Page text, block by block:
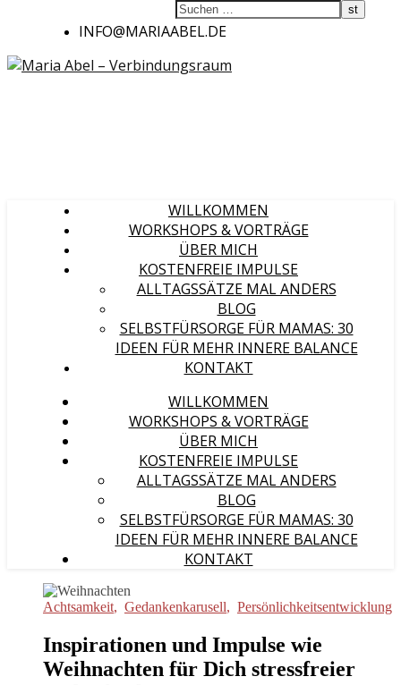
INFO@MARIAABEL.DE
WILLKOMMEN
WORKSHOPS & VORTRÄGE
ÜBER MICH
KOSTENFREIE IMPULSE
ALLTAGSSÄTZE MAL ANDERS
BLOG
SELBSTFÜRSORGE FÜR MAMAS: 30
IDEEN FÜR MEHR INNERE BALANCE
KONTAKT
WILLKOMMEN
WORKSHOPS & VORTRÄGE
ÜBER MICH
KOSTENFREIE IMPULSE
ALLTAGSSÄTZE MAL ANDERS
BLOG
SELBSTFÜRSORGE FÜR MAMAS: 30
IDEEN FÜR MEHR INNERE BALANCE
KONTAKT
Achtsamkeit, Gedankenkarusell, Persönlichkeitsentwicklung
Inspirationen und Impulse wie
Weihnachten für Dich stressfreier